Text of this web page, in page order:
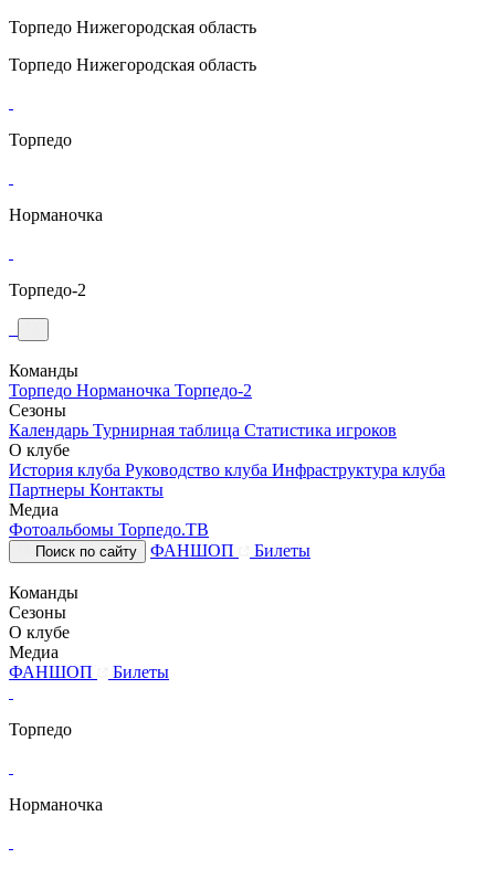
Торпедо Нижегородская область
Торпедо Нижегородская область
Торпедо
Норманочка
Торпедо-2
Команды
Торпедо Норманочка Торпедо-2
Сезоны
Календарь Турнирная таблица Статистика игроков
О клубе
История клуба Руководство клуба Инфраструктура клуба
Партнеры Контакты
Медиа
Фотоальбомы Торпедо.ТВ
Поиск по сайту ФАНШОП Билеты
Команды
Сезоны
О клубе
Медиа
ФАНШОП
Билеты
Торпедо
Норманочка